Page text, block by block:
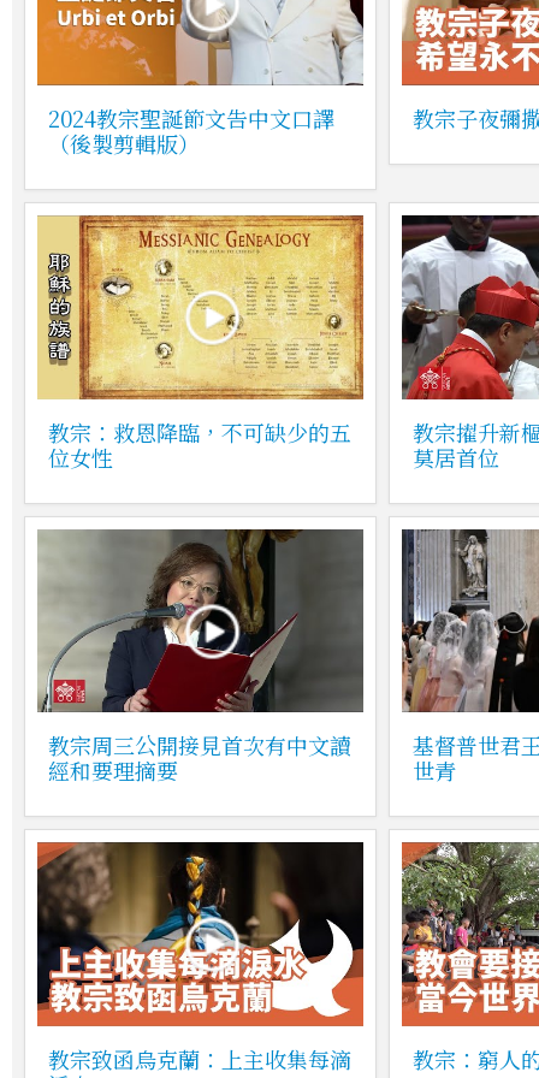
2024教宗聖誕節文告中文口譯
（後製剪輯版）
教宗子夜彌
教宗：救恩降臨，不可缺少的五
位女性
教宗擢升新
莫居首位
教宗周三公開接見首次有中文讀
經和要理摘要
基督普世君
世青
教宗致函烏克蘭：上主收集每滴
教宗：窮人